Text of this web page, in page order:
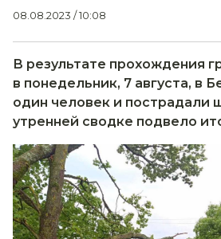
08.08.2023 / 10:08
В результате прохождения
в понедельник, 7 августа, в
один человек и пострадали
утренней сводке подвело